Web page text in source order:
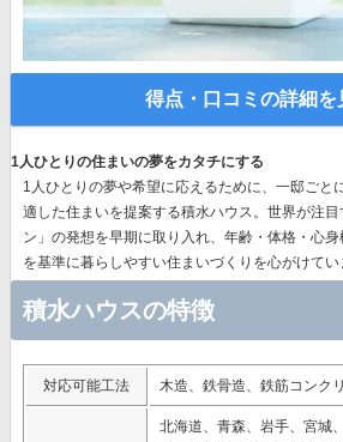
得点・口コミの詳細を
1人ひとりの住まいの夢をカタチにする
1人ひとりの夢や希望に応えるために、一邸ごと
適した住まいを提案する積水ハウス。世界が注目
ン」の発想を早期に取り入れ、年齢・体格・心
を基準に暮らしやすい住まいづくりを心がけてい
積水ハウスの特徴
対応可能工法 木造、鉄骨造、鉄筋コンク
北海道、青森、岩手、宮城